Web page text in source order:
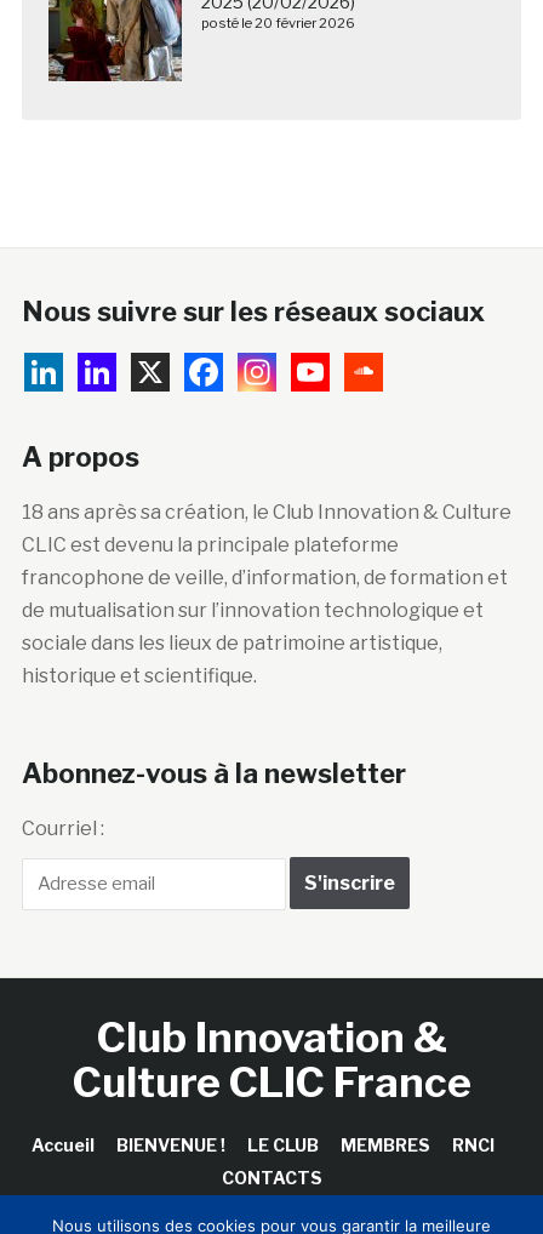
posté le 20 février 2026
Nous suivre sur les réseaux sociaux
A propos
18 ans après sa création, le Club Innovation & Culture
CLIC est devenu la principale plateforme
francophone de veille, d’information, de formation et
de mutualisation sur l’innovation technologique et
sociale dans les lieux de patrimoine artistique,
historique et scientifique.
Abonnez-vous à la newsletter
Courriel :
Club Innovation &
Culture CLIC France
Accueil BIENVENUE ! LE CLUB MEMBRES
RNCI
CONTACTS
Nous utilisons des cookies pour vous garantir la meilleure